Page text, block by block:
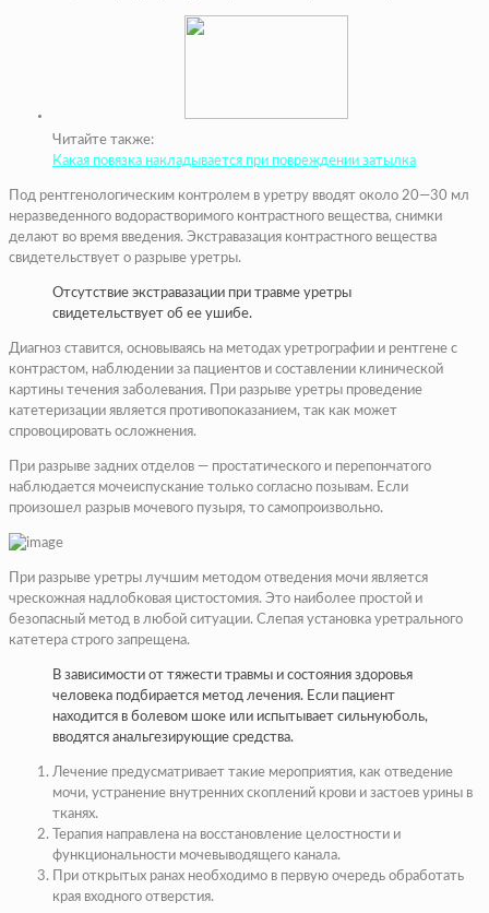
Читайте также:
Какая повязка накладывается при повреждении затылка
Под рентгенологическим контролем в уретру вводят около 20—30 мл
неразведенного водорастворимого контрастного вещества, снимки
делают во время введения. Экстравазация контрастного вещества
свидетельствует о разрыве уретры.
Отсутствие экстравазации при травме уретры
свидетельствует об ее ушибе.
Диагноз ставится, основываясь на методах уретрографии и рентгене с
контрастом, наблюдении за пациентов и составлении клинической
картины течения заболевания. При разрыве уретры проведение
катетеризации является противопоказанием, так как может
спровоцировать осложнения.
При разрыве задних отделов — простатического и перепончатого
наблюдается мочеиспускание только согласно позывам. Если
произошел разрыв мочевого пузыря, то самопроизвольно.
При разрыве уретры лучшим методом отведения мочи является
чрескожная надлобковая цистостомия. Это наиболее простой и
безопасный метод в любой ситуации. Слепая установка уретрального
катетера строго запрещена.
В зависимости от тяжести травмы и состояния здоровья
человека подбирается метод лечения. Если пациент
находится в болевом шоке или испытывает сильнуюболь,
вводятся анальгезирующие средства.
Лечение предусматривает такие мероприятия, как отведение
мочи, устранение внутренних скоплений крови и застоев урины в
тканях.
Терапия направлена на восстановление целостности и
функциональности мочевыводящего канала.
При открытых ранах необходимо в первую очередь обработать
края входного отверстия.